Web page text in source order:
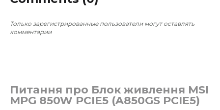
~$2,416
Только зарегистрированные пользователи могут оставлять
комментарии
Питання про Блок живлення MSI
MPG 850W PCIE5 (A850GS PCIE5)